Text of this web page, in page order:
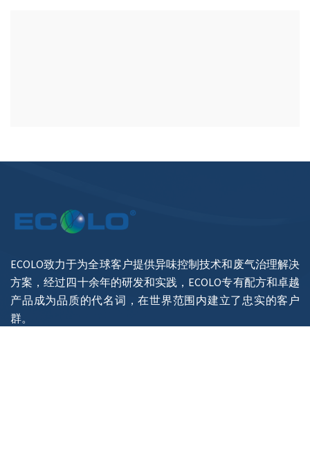
ECOLO致力于为全球客户提供异味控制技术和废气治理解决
方案，经过四十余年的研发和实践，ECOLO专有配方和卓越
产品成为品质的代名词，在世界范围内建立了忠实的客户
群。